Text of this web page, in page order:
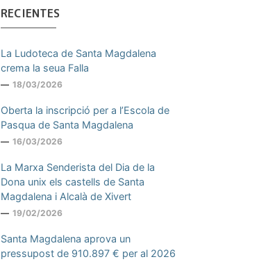
RECIENTES
La Ludoteca de Santa Magdalena
crema la seua Falla
18/03/2026
Oberta la inscripció per a l’Escola de
Pasqua de Santa Magdalena
16/03/2026
La Marxa Senderista del Dia de la
Dona unix els castells de Santa
Magdalena i Alcalà de Xivert
19/02/2026
Santa Magdalena aprova un
pressupost de 910.897 € per al 2026